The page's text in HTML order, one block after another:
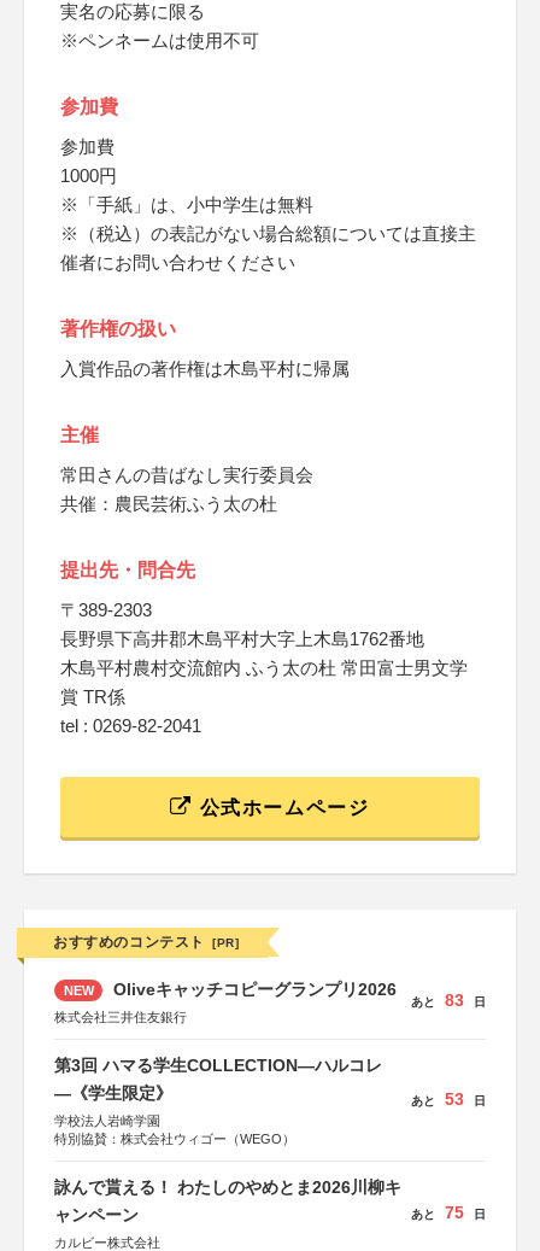
実名の応募に限る
※ペンネームは使用不可
参加費
参加費
1000円
※「手紙」は、小中学生は無料
※（税込）の表記がない場合総額については直接主
催者にお問い合わせください
著作権の扱い
入賞作品の著作権は木島平村に帰属
主催
常田さんの昔ばなし実行委員会
共催：農民芸術ふう太の杜
提出先・問合先
〒389-2303
長野県下高井郡木島平村大字上木島1762番地
木島平村農村交流館内 ふう太の杜 常田富士男文学
賞 TR係
tel : 0269-82-2041
公式ホームページ
おすすめのコンテスト [PR]
NEW Oliveキャッチコピーグランプリ2026
株式会社三井住友銀行
あと 83 日
第3回 ハマる学生COLLECTION―ハルコレ
―《学生限定》
学校法人岩崎学園
特別協賛：株式会社ウィゴー（WEGO）
あと 53 日
詠んで貰える！ わたしのやめとま2026川柳キ
ャンペーン
カルビー株式会社
あと 75 日